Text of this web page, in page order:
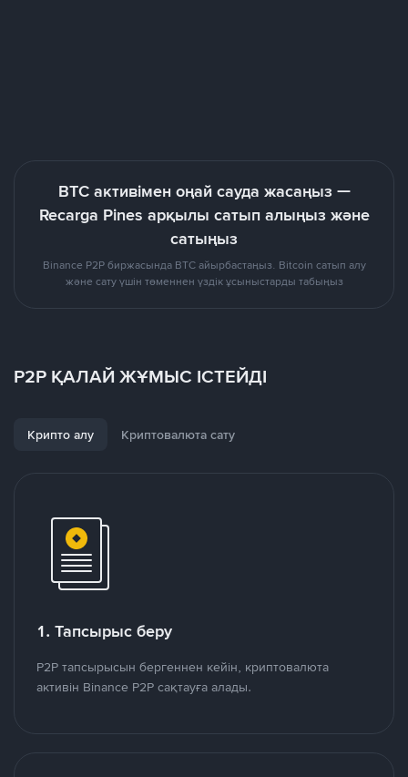
BTC активімен оңай сауда жасаңыз —
Recarga Pines арқылы сатып алыңыз және
сатыңыз
Binance P2P биржасында BTC айырбастаңыз. Bitcoin сатып алу
және сату үшін төменнен үздік ұсыныстарды табыңыз
P2P ҚАЛАЙ ЖҰМЫС ІСТЕЙДІ
Крипто алу Криптовалюта сату
1. Тапсырыс беру
P2P тапсырысын бергеннен кейін, криптовалюта
активін Binance P2P сақтауға алады.